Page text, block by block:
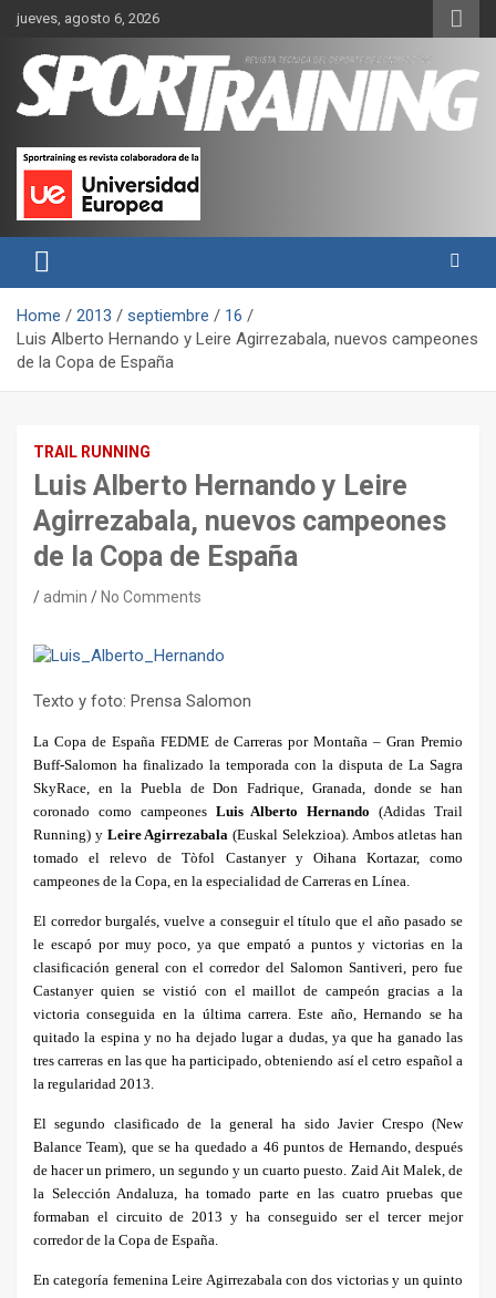
Skip
content
jueves, agosto 6, 2026
Revista técnica del deporte
Sport Training
rendimiento, nutrición y entrenamiento.
Home 2013 septiembre
16
Luis Alberto Hernando y Leire Agirrezabala, nuevos campeones
de la Copa de España
TRAIL RUNNING
Luis Alberto Hernando y Leire
Agirrezabala, nuevos campeones
de la Copa de España
admin No Comments
Texto y foto: Prensa Salomon
La Copa de España FEDME de Carreras por Montaña – Gran Premio
Buff-Salomon ha finalizado la temporada con la disputa de La Sagra
SkyRace, en la Puebla de Don Fadrique, Granada, donde se han
coronado como campeones Luis Alberto Hernando (Adidas Trail
Running) y Leire Agirrezabala (Euskal Selekzioa). Ambos atletas han
tomado el relevo de Tòfol Castanyer y Oihana Kortazar, como
campeones de la Copa, en la especialidad de Carreras en Línea.
El corredor burgalés, vuelve a conseguir el título que el año pasado se
le escapó por muy poco, ya que empató a puntos y victorias en la
clasificación general con el corredor del Salomon Santiveri, pero fue
Castanyer quien se vistió con el maillot de campeón gracias a la
victoria conseguida en la última carrera. Este año, Hernando se ha
quitado la espina y no ha dejado lugar a dudas, ya que ha ganado las
tres carreras en las que ha participado, obteniendo así el cetro español a
la regularidad 2013.
El segundo clasificado de la general ha sido Javier Crespo (New
Balance Team), que se ha quedado a 46 puntos de Hernando, después
de hacer un primero, un segundo y un cuarto puesto. Zaid Ait Malek, de
la Selección Andaluza, ha tomado parte en las cuatro pruebas que
formaban el circuito de 2013 y ha conseguido ser el tercer mejor
corredor de la Copa de España.
En categoría femenina Leire Agirrezabala con dos victorias y un quinto